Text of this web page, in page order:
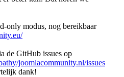
only modus, nog bereikbaar
de GitHub issues op
joomlacommunity.nl/issues
dank!